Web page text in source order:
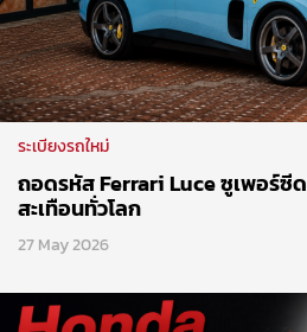
ระเบียงรถใหม่
ถอดรหัส Ferrari Luce ซูเพอร์ซี
สะเทือนทั่วโลก
27 May 2026